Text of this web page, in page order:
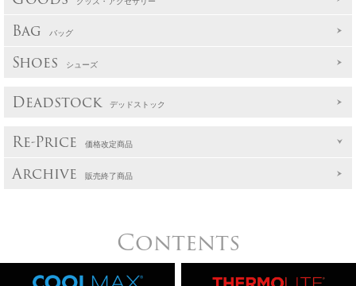
Bag バッグ
Shoes シューズ
Deadstock デッドストック
Re-Price 価格改定商品
Archive 販売終了商品
Contents